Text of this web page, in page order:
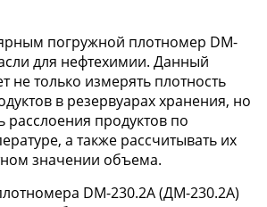
погружной плотномер DM-
для нефтехимии. Данный
не только измерять плотность
в резервуарах хранения, но
расслоения продуктов по
а также рассчитывать их
значении объема.
DM-230.2А (ДМ-230.2А)